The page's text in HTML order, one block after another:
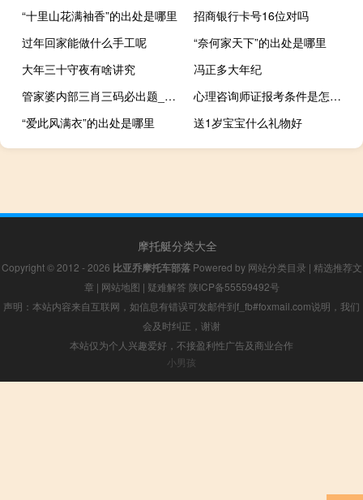
“十里山花满袖香”的出处是哪里
招商银行卡号16位对吗
过年回家能做什么手工呢
“奈何家天下”的出处是哪里
大年三十守夜有啥讲究
冯正多大年纪
管家婆内部三肖三码必出题_智能AI深度解析_AI助手版g12.64.312
心理咨询师证报考条件是怎样的？
“爱此风满衣”的出处是哪里
送1岁宝宝什么礼物好
摩托艇分类大全
Copyright © 2012 - 2026 比亚乔摩托车部落Powered by 网站分类目录 | 精选推荐文
章 | 网站地图 | 疑难解答 陕ICP备55559492号
声明：本站内容来自互联网，如信息有错误可发邮件到f_fb#foxmail.com说明，我们
会及时纠正，谢谢
本站仅为个人兴趣爱好，不接盈利性广告及商业合作
小男孩